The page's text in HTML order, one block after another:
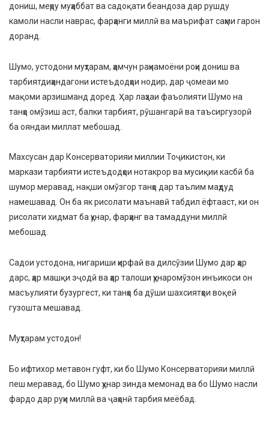
дониш, меҳру муҳаббат ва садоқати беандоза дар рушду
камоли насли наврас, фарҳанги миллӣ ва маърифат саҳми гарон
доранд.
Шумо, устодони муҳтарам, ҳамчун раҳнамоёни роҳи дониш ва
тарбиятдиҳандагони истеъдодҳои нодир, дар ҷомеаи мо
мақоми арзишманд доред. Ҳар лаҳзаи фаъолияти Шумо на
танҳо омӯзиш аст, балки тарбият, рӯшангарӣ ва таъсиргузорӣ
ба ояндаи миллат мебошад.
Махсусан дар Консерваторияи миллии Тоҷикистон, ки
маркази тарбияти истеъдодҳои нотакрор ва мусиқии касбӣ ба
шумор меравад, нақши омӯзгор танҳо дар таълим маҳдуд
намешавад. Он ба як рисолати маънавӣ табдил ёфтааст, ки он
рисолати хидмат ба ҳунар, фарҳанг ва тамаддуни миллӣ
мебошад.
Садои устодона, нигариши ҳирфаӣ ва дилсӯзии Шумо дар ҳар
дарс, ҳар машқи эҷодӣ ва ҳар талоши ҳунаромӯзон инъикоси он
масъулияти бузургест, ки танҳо ба дӯши шахсиятҳои воқеӣ
гузошта мешавад.
Муҳтарам устодон!
Бо ифтихор метавон гуфт, ки бо Шумо Консерваторияи миллӣ
пеш меравад, бо Шумо ҳунар зинда мемонад ва бо Шумо насли
фардо дар руҳи миллӣ ва ҷаҳонӣ тарбия меёбад.